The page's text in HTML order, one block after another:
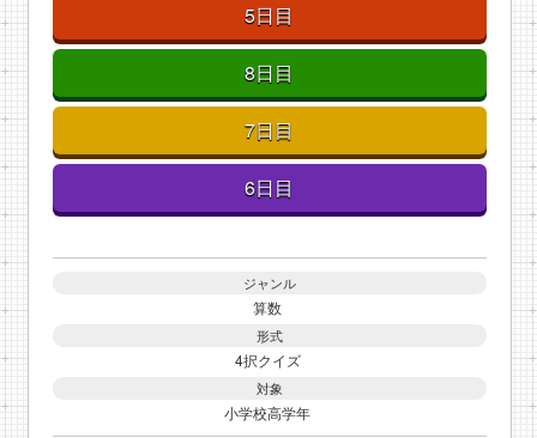
5日目
8日目
7日目
6日目
ジャンル
算数
形式
4択クイズ
対象
小学校高学年